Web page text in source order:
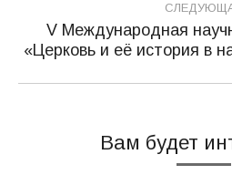
V Международная
«Церковь и её история в
Вам будет